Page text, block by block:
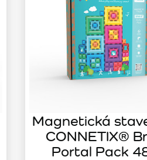
Magnetická
CONNETIX®
Portal Pack